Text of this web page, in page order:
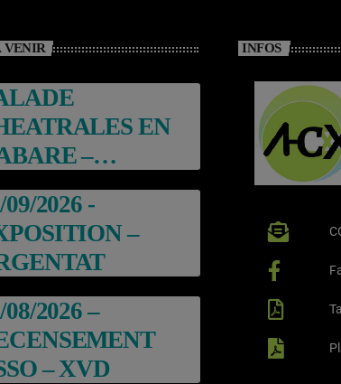
VENIR
EN
–
09/2026 -
–
08/2026 –
– XVD
INFOS